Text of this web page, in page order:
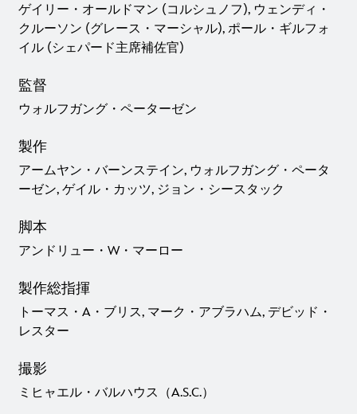
ゲイリー・オールドマン (コルシュノフ), ウェンディ・
クルーソン (グレース・マーシャル), ポール・ギルフォ
イル (シェパード主席補佐官)
監督
ウォルフガング・ペーターゼン
製作
アームヤン・バーンステイン, ウォルフガング・ペータ
ーゼン, ゲイル・カッツ, ジョン・シースタック
脚本
アンドリュー・W・マーロー
製作総指揮
トーマス・A・ブリス, マーク・アブラハム, デビッド・
レスター
撮影
ミヒャエル・バルハウス（A.S.C.）